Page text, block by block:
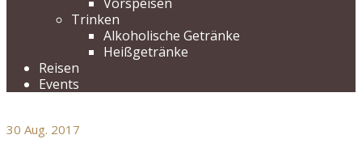
Trinken
Alkoholische Getränke
Heißgetränke
Reisen
Events
30 Aug. 2017